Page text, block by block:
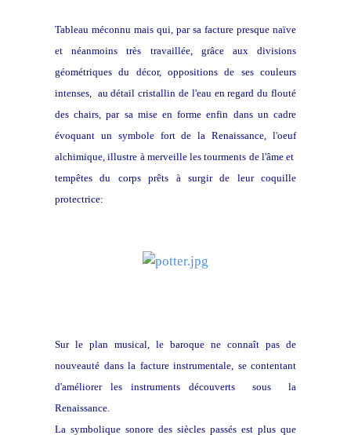
Tableau méconnu mais qui, par sa facture presque naïve
et néanmoins très travaillée, grâce aux divisions
géométriques du décor, oppositions de ses couleurs
intenses, au détail cristallin de l'eau en regard du flouté
des chairs, par sa mise en forme enfin dans un cadre
évoquant un symbole fort de la Renaissance, l'oeuf
alchimique, illustre à merveille les tourments de l'âme et
tempêtes du corps prêts à surgir de leur coquille
protectrice:
Sur le plan musical, le baroque ne connaît pas de
nouveauté dans la facture instrumentale, se contentant
d'améliorer les instruments découverts sous la
Renaissance.
La symbolique sonore des siècles passés est plus que